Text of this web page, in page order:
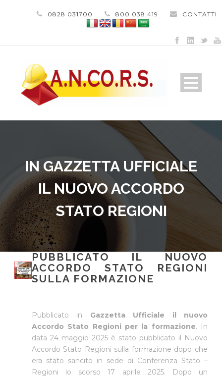
0828 031700 800 038 419 CONTATTI
IN GAZZETTA UFFICIALE
IL NUOVO ACCORDO
STATO REGIONI
PUBBLICATO IL NUOVO
ACCORDO STATO REGIONI
SULLA FORMAZIONE
Pubblicato in Gazzetta Ufficiale il nuovo
Accordo Stato Regioni per la formazione. In
data 24 maggio 2025 è stato pubblicato il Nuovo
Accordo Stato Regioni sulla formazione dopo che
era stato sancito in sede di Conferenza Stato –
Regioni lo scorso 17 aprile 2025. Dopo un